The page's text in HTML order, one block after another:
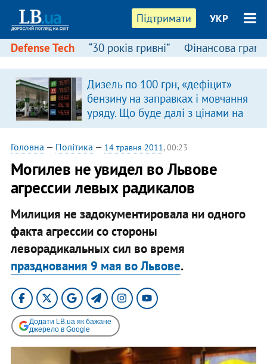
Підтримати УКР
Defense Tech “30 років гривні” Фінансова
Дизель по 100 грн, «дефіцит»
бензину на заправках і мовчання
уряду. Що буде далі з цінами на
пальне?
Головна — Політика — 14 травня 2011, 00:23
Могилев не увидел во Львове
агрессии левых радикалов
Милиция не задокументировала ни одного
факта агрессии со стороны
леворадикальных сил во время
празднования 9 мая во Львове.
Додати LB.ua як бажане
джерело в Google